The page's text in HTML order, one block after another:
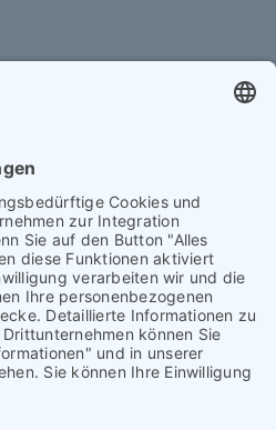
2026-2027
Auslagen
Unterricht
Heimweg bei Unwohlsein
Jg. 8-10